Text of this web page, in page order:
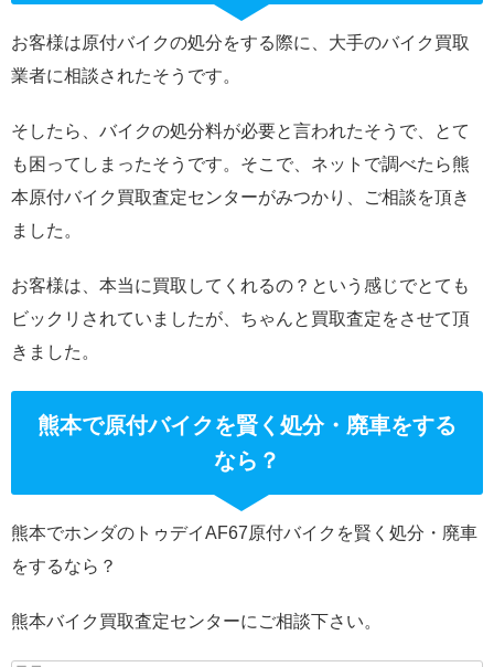
お客様は原付バイクの処分をする際に、大手のバイク買取
業者に相談されたそうです。
そしたら、バイクの処分料が必要と言われたそうで、とて
も困ってしまったそうです。そこで、ネットで調べたら熊
本原付バイク買取査定センターがみつかり、ご相談を頂き
ました。
お客様は、本当に買取してくれるの？という感じでとても
ビックリされていましたが、ちゃんと買取査定をさせて頂
きました。
熊本で原付バイクを賢く処分・廃車をする
なら？
熊本でホンダのトゥデイAF67原付バイクを賢く処分・廃車
をするなら？
熊本バイク買取査定センターにご相談下さい。